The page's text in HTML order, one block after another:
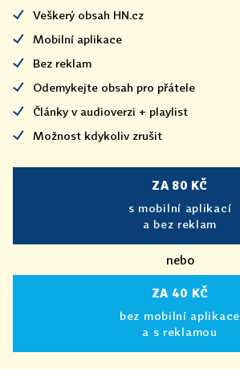
Veškerý obsah HN.cz
Mobilní aplikace
Bez reklam
Odemykejte obsah pro přátele
Články v audioverzi + playlist
Možnost kdykoliv zrušit
ZA 80 KČ
s mobilní aplikací
a bez reklam
nebo
ZA 40 KČ
bez mobilní aplikace
a s reklamou